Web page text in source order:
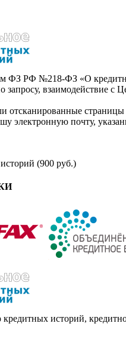
ФЗ РФ №218-ФЗ «О
запросу,
отсканированные
электронную почту,
(900 руб.)
историй,